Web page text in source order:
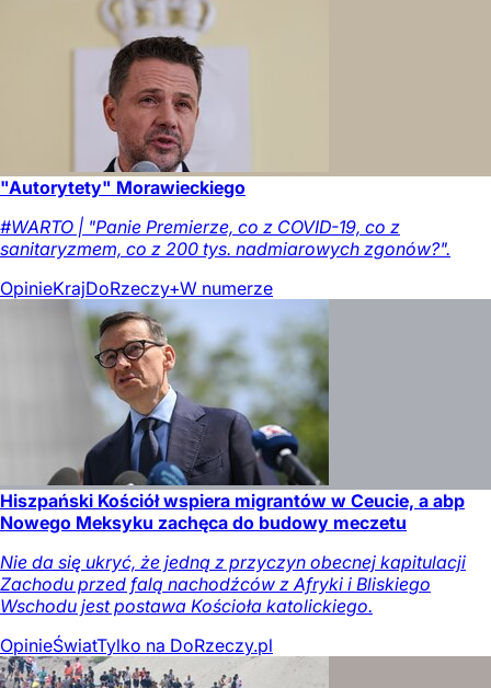
"Autorytety" Morawieckiego
#WARTO | "Panie Premierze, co z COVID-19, co z
sanitaryzmem, co z 200 tys. nadmiarowych zgonów?".
OpinieKrajDoRzeczy+W numerze
Hiszpański Kościół wspiera migrantów w Ceucie, a abp
Nowego Meksyku zachęca do budowy meczetu
Nie da się ukryć, że jedną z przyczyn obecnej kapitulacji
Zachodu przed falą nachodźców z Afryki i Bliskiego
Wschodu jest postawa Kościoła katolickiego.
OpinieŚwiatTylko na DoRzeczy.pl